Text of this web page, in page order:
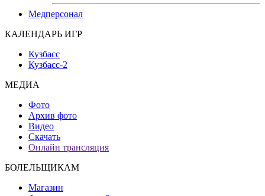
Медперсонал
КАЛЕНДАРЬ ИГР
Кузбасс
Кузбасс-2
МЕДИА
Фото
Архив фото
Видео
Скачать
Онлайн трансляция
БОЛЕЛЬЩИКАМ
Магазин